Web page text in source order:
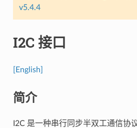
v5.4.4
I2C 接口
[English]
简介
I2C 是一种串行同步半双工通信协